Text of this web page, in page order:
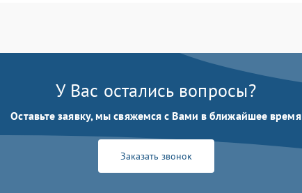
У Вас остались вопросы?
Оставьте заявку, мы свяжемся с Вами в ближайшее время
Заказать звонок